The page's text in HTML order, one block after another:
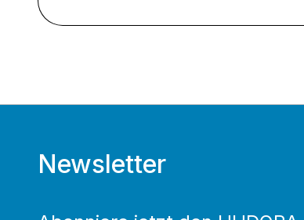
Newsletter